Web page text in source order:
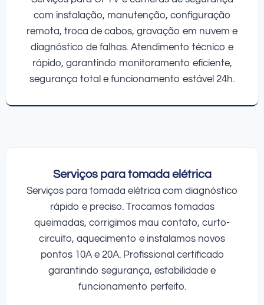
com instalação, manutenção, configuração
remota, troca de cabos, gravação em nuvem e
diagnóstico de falhas. Atendimento técnico e
rápido, garantindo monitoramento eficiente,
segurança total e funcionamento estável 24h.
Serviços para tomada elétrica
Serviços para tomada elétrica com diagnóstico
rápido e preciso. Trocamos tomadas
queimadas, corrigimos mau contato, curto-
circuito, aquecimento e instalamos novos
pontos 10A e 20A. Profissional certificado
garantindo segurança, estabilidade e
funcionamento perfeito.